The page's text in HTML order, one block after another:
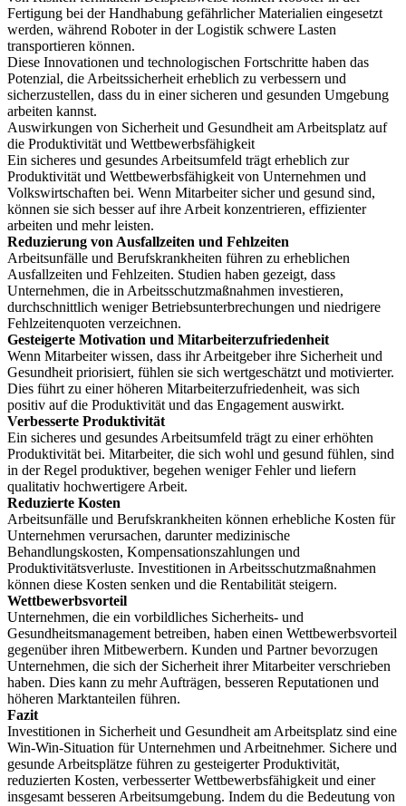
Fertigung bei der Handhabung gefährlicher Materialien eingesetzt
werden, während Roboter in der Logistik schwere Lasten
transportieren können.
Diese Innovationen und technologischen Fortschritte haben das
Potenzial, die Arbeitssicherheit erheblich zu verbessern und
sicherzustellen, dass du in einer sicheren und gesunden Umgebung
arbeiten kannst.
Auswirkungen von Sicherheit und Gesundheit am Arbeitsplatz auf
die Produktivität und Wettbewerbsfähigkeit
Ein sicheres und gesundes Arbeitsumfeld trägt erheblich zur
Produktivität und Wettbewerbsfähigkeit von Unternehmen und
Volkswirtschaften bei. Wenn Mitarbeiter sicher und gesund sind,
können sie sich besser auf ihre Arbeit konzentrieren, effizienter
arbeiten und mehr leisten.
Reduzierung von Ausfallzeiten und Fehlzeiten
Arbeitsunfälle und Berufskrankheiten führen zu erheblichen
Ausfallzeiten und Fehlzeiten. Studien haben gezeigt, dass
Unternehmen, die in Arbeitsschutzmaßnahmen investieren,
durchschnittlich weniger Betriebsunterbrechungen und niedrigere
Fehlzeitenquoten verzeichnen.
Gesteigerte Motivation und Mitarbeiterzufriedenheit
Wenn Mitarbeiter wissen, dass ihr Arbeitgeber ihre Sicherheit und
Gesundheit priorisiert, fühlen sie sich wertgeschätzt und motivierter.
Dies führt zu einer höheren Mitarbeiterzufriedenheit, was sich
positiv auf die Produktivität und das Engagement auswirkt.
Verbesserte Produktivität
Ein sicheres und gesundes Arbeitsumfeld trägt zu einer erhöhten
Produktivität bei. Mitarbeiter, die sich wohl und gesund fühlen, sind
in der Regel produktiver, begehen weniger Fehler und liefern
qualitativ hochwertigere Arbeit.
Reduzierte Kosten
Arbeitsunfälle und Berufskrankheiten können erhebliche Kosten für
Unternehmen verursachen, darunter medizinische
Behandlungskosten, Kompensationszahlungen und
Produktivitätsverluste. Investitionen in Arbeitsschutzmaßnahmen
können diese Kosten senken und die Rentabilität steigern.
Wettbewerbsvorteil
Unternehmen, die ein vorbildliches Sicherheits- und
Gesundheitsmanagement betreiben, haben einen Wettbewerbsvorteil
gegenüber ihren Mitbewerbern. Kunden und Partner bevorzugen
Unternehmen, die sich der Sicherheit ihrer Mitarbeiter verschrieben
haben. Dies kann zu mehr Aufträgen, besseren Reputationen und
höheren Marktanteilen führen.
Fazit
Investitionen in Sicherheit und Gesundheit am Arbeitsplatz sind eine
Win-Win-Situation für Unternehmen und Arbeitnehmer. Sichere und
gesunde Arbeitsplätze führen zu gesteigerter Produktivität,
reduzierten Kosten, verbesserter Wettbewerbsfähigkeit und einer
insgesamt besseren Arbeitsumgebung. Indem du die Bedeutung von